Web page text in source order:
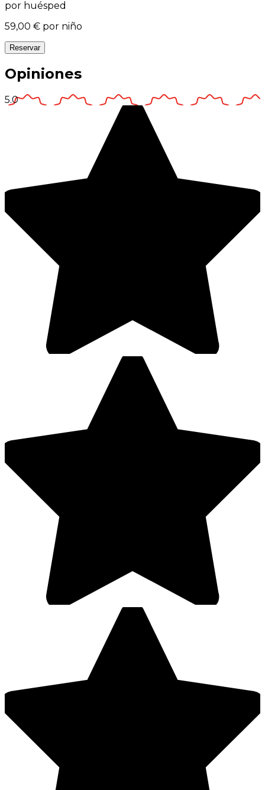
por huésped
59,00 € por niño
Reservar
Opiniones
5.0